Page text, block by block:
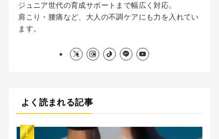
ジュニア世代の育成サポートまで幅広く対応。
肩こり・腰痛など、大人の不調ケアにも力を入れてい
ます。
よく読まれる記事